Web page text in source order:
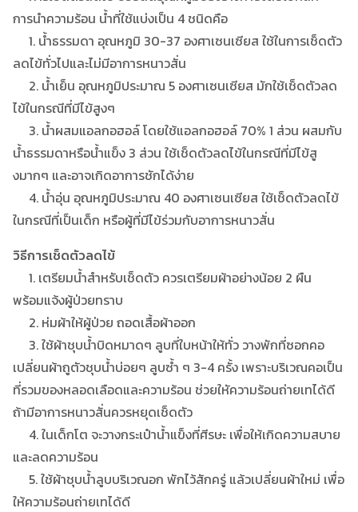
การนำความร้อน น้ำที่ใช้แบ่งเป็น 4 ชนิดคือ
1. น้ำธรรมดา อุณหภูมิ 30-37 องศาเซนเซียส ใช้ในการเช็ดตัว
ลดไข้ทั่วไปและไม่มีอาการหนาวสั่น
2. น้ำเย็น อุณหภูมิประมาณ 5 องศาเซนเซียส มักใช้เช็ดตัวลด
ไข้ในกรณีที่มีไข้สูงๆ
3. น้ำผสมแอลกอฮอล์ โดยใช้แอลกอฮอล์ 70% 1 ส่วน ผสมกับ
น้ำธรรมดาหรือน้ำแข็ง 3 ส่วน ใช้เช็ดตัวลดไข้ในกรณีที่มีไข้สู
งมากๆ และอาจเกิดอาการชักได้ง่าย
4. น้ำอุ่น อุณหภูมิประมาณ 40 องศาเซนเซียส ใช้เช็ดตัวลดไข้
ในกรณีที่เป็นเด็ก หรือผู้ที่มีไข้ร่วมกับอาการหนาวสั่น
วิธีการเช็ดตัวลดไข้
1. เตรียมน้ำสำหรับเช็ดตัว ควรเตรียมผ้าอย่างน้อย 2 ผืน
พร้อมแจ้งผู้ป่วยทราบ
2. ห่มผ้าให้ผู้ป่วย ถอดเสื้อผ้าออก
3. ใช้ผ้าชุบน้ำบิดหมาดๆ ลูบที่ใบหน้าให้ทั่ว วางพักที่ซอกคอ
เปลี่ยนผ้าถูตัวชุบน้ำบ่อยๆ ลูบซ้ำ ๆ 3-4 ครั้ง เพราะบริเวณคอเป็น
ที่รวมของหลอดเลือดและความร้อน ช่วยใหัความร้อนถ่ายเทได้ดี
ถ้ามีอาการหนาวสั่นควรหยุดเช็ดตัว
4. ในเด็กโต จะวางกระเป๋าน้ำแข็งที่ศีรษะ เพื่อให้เกิดความสบาย
และลดความร้อน
5. ใช้ผ้าชุบน้ำลูบบริเวณอก พักไว้สักครู่ แล้วเปลี่ยนผ้าใหม่ เพื่อ
ให้ความร้อนถ่ายเทได้ดี